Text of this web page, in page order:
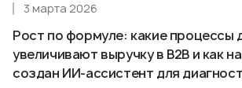
Рост по формуле: какие процессы
увеличивают выручку в B2B и как
создан ИИ-ассистент для
3 марта 2026